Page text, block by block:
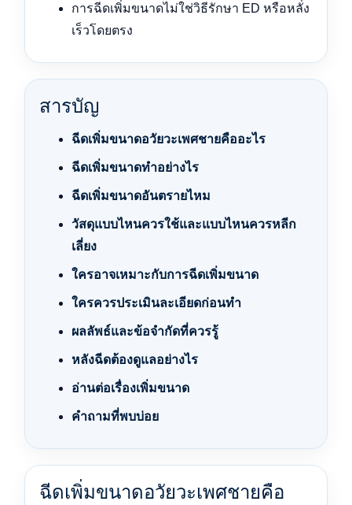
การฉีดเพิ่มขนาดไม่ใช่วิธีรักษา ED หรือหลั่ง
เร็วโดยตรง
สารบัญ
ฉีดเพิ่มขนาดอวัยวะเพศชายคืออะไร
ฉีดเพิ่มขนาดทำอย่างไร
ฉีดเพิ่มขนาดอันตรายไหม
วัสดุแบบไหนควรใช้และแบบไหนควรหลีก
เลี่ยง
ใครอาจเหมาะกับการฉีดเพิ่มขนาด
ใครควรประเมินละเอียดก่อนทำ
ผลลัพธ์และข้อจำกัดที่ควรรู้
หลังฉีดต้องดูแลอย่างไร
อ่านต่อเรื่องเพิ่มขนาด
คำถามที่พบบ่อย
ฉีดเพิ่มขนาดอวัยวะเพศชายคือ